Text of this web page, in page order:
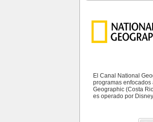
El Canal National
programas enfocados
Geographic (Costa
es operado por